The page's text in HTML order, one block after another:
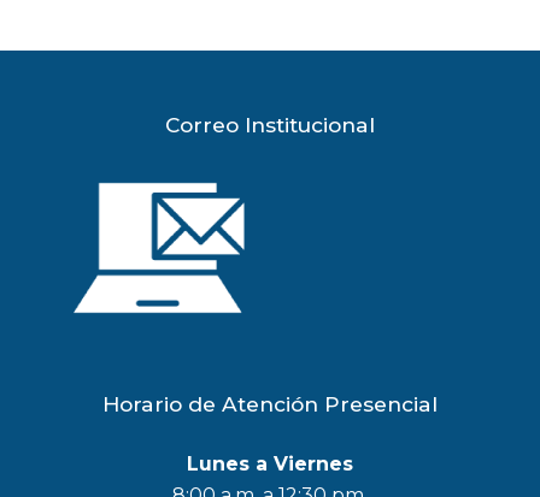
Correo Institucional
Horario de Atención Presencial
Lunes a Viernes